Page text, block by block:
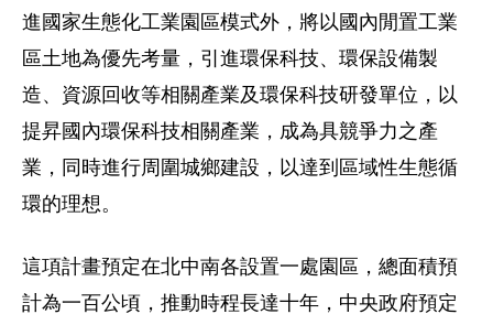
進國家生態化工業園區模式外，將以國內閒置工業
區土地為優先考量，引進環保科技、環保設備製
造、資源回收等相關產業及環保科技研發單位，以
提昇國內環保科技相關產業，成為具競爭力之產
業，同時進行周圍城鄉建設，以達到區域性生態循
環的理想。
這項計畫預定在北中南各設置一處園區，總面積預
計為一百公頃，推動時程長達十年，中央政府預定